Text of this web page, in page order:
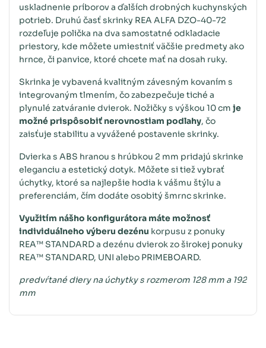
uskladnenie príborov a ďalších drobných kuchynských
potrieb. Druhú časť skrinky REA ALFA DZO-40-72
rozdeľuje polička na dva samostatné odkladacie
priestory, kde môžete umiestniť väčšie predmety ako
hrnce, či panvice, ktoré chcete mať na dosah ruky.
Skrinka je vybavená kvalitným závesným kovaním s
integrovaným tlmením, čo zabezpečuje tiché a
plynulé zatváranie dvierok. Nožičky s výškou 10 cm je
možné prispôsobiť nerovnostiam podlahy, čo
zaisťuje stabilitu a vyvážené postavenie skrinky.
Dvierka s ABS hranou s hrúbkou 2 mm pridajú skrinke
eleganciu a estetický dotyk. Môžete si tiež vybrať
úchytky, ktoré sa najlepšie hodia k vášmu štýlu a
preferenciám, čím dodáte osobitý šmrnc skrinke.
Využitím nášho konfigurátora máte možnosť
individuálneho výberu dezénu korpusu z ponuky
REA™ STANDARD a dezénu dvierok zo širokej ponuky
REA™ STANDARD, UNI alebo PRIMEBOARD.
predvŕtané diery na úchytky s rozmerom 128 mm a 192
mm